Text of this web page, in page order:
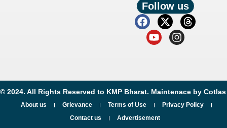
Follow us
© 2024. All Rights Reserved to KMP Bharat. Maintenace by Cotlas
About us Grievance Terms of Use
Privacy Policy
Contact us
Advertisement